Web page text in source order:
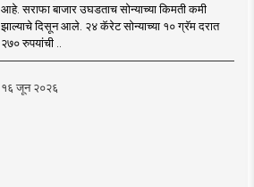
आहे. सराफा बाजार उघडताच सोन्याच्या किमती कमी
झाल्याचे दिसून आले. २४ कॅरेट सोन्याच्या १० ग्रॅम दरात
२७० रुपयांची ..
१६ जून २०२६